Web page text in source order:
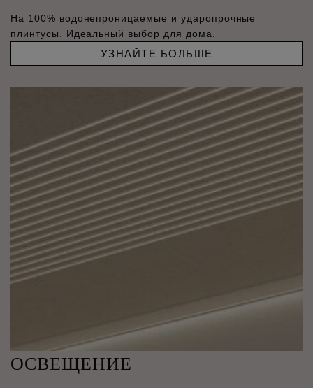
На 100% водонепроницаемые и ударопрочные
плинтусы. Идеальный выбор для дома.
УЗНАЙТЕ БОЛЬШЕ
ОСВЕЩЕНИЕ